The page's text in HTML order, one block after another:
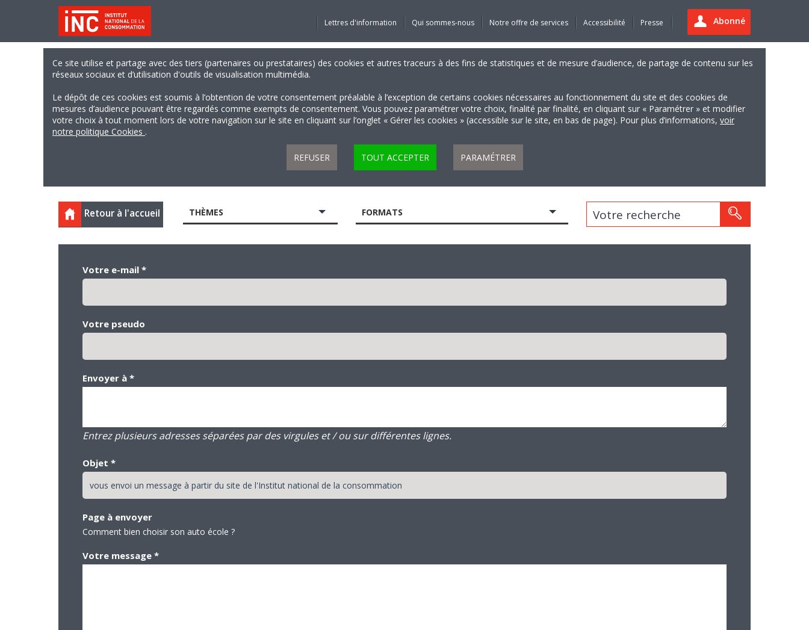
Abonné
Lettres d'information Qui sommes-nous Notre offre de services Accessibilité Presse
Ce site utilise et partage avec des tiers (partenaires ou prestataires) des cookies et autres traceurs à des fins de statistiques et de mesure d’audience, de partage de contenu sur les
réseaux sociaux et d’utilisation d'outils de visualisation multimédia.
Le dépôt de ces cookies est soumis à l’obtention de votre consentement préalable à l’exception de certains cookies nécessaires au fonctionnement du site et des cookies de
mesures d’audience pouvant être regardés comme exempts de consentement. Vous pouvez paramétrer votre choix, finalité par finalité, en cliquant sur « Paramétrer » et modifier
votre choix à tout moment lors de votre navigation sur le site en cliquant sur l’onglet « Gérer les cookies » (accessible sur le site, en bas de page). Pour plus d’informations, voir
notre politique Cookies .
REFUSER TOUT ACCEPTER PARAMÉTRER
Retour à l'accueil THÈMES FORMATS Votre recherche
Votre e-mail *
Votre pseudo
Envoyer à *
Entrez plusieurs adresses séparées par des virgules et / ou sur différentes lignes.
Objet *
Page à envoyer
Comment bien choisir son auto école ?
Votre message *